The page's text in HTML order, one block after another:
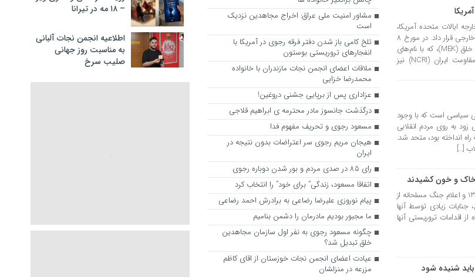
متحده آمریکا،
سازمان مجاهدین خلق را در فهرست گروه‌های تروریستی خارجی قرار داد. در مورخ 8
اکتبر 1997، وزارت امور خارجه آمریکا تشکیلات مجاهدین خلق (MEK)، که با نام‌های
مستعار سازمان مجاهدین خلق (MKO) و شورای ملی مقاومت ایران (NCRI) نیز
سیاسی است که با وجود
زود به روی مردم انقلابی
انداخته بود، متحد شد.
[…]
خاک و خون کشیدند
در بیش از چهار دهه گذشته بخصوص از شروع تابستان 1360 و اعلام جنگ مسلحانه از
زیادی توسط آنها
اقدامات تروریستی آنها
شنیده شود
مشاور امنیت ملی عراق: اخراج مجاهدین نزدیک
است
تلخ کامی باز شدن دفتر فرقه رجوی در آمریکا با
انفجارهای تروریستی بوستون
ملاقات اعضای انجمن نجات مازندران با خانواده
محمدرضا خزایی
عزاداری پس از برپایی جشنی دروغین!
درگذشت جانسوز مادر محترمه ی ابراهیم قلاجی
مسعود رجوی و تحریف مفهوم فدا
هیجان مریم رجوی سر اعتراضات بدون نتیجه در
ایران
رای 85 در صدی مردم و بور شدن دوباره رجوی
اتفاقا مسعود، زندگی” برای خود” را انتخاب کرد
پیام نوروزی علیرضا رضاعی به برادرش احمد رضاعی
ما مجبور بودیم مادرمان را دشمن بنامیم
چگونه مسعود رجوی به نفر اول سازمان مجاهدین
خلق تبدیل شد؟
عیادت اعضای انجمن نجات خوزستان از اقای کاظم
مزرعه در منزلشان
– ۱۸ مه در تیرانا
اطلاعیه انجمن نجات آلبانی
به مناسبت روز جهانی
صلیب سرخ